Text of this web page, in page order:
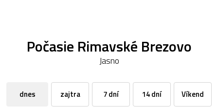
Počasie Rimavské Brezovo
Jasno
dnes zajtra 7 dní 14 dní Víkend